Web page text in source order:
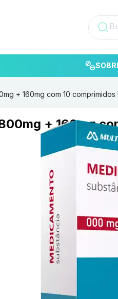
+ 160mg com 10 comprimidos
+ 160mg